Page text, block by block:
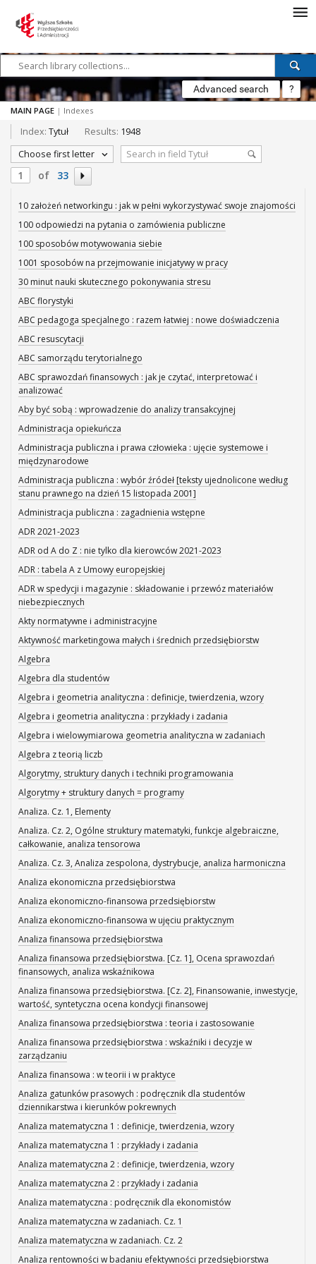
Advanced search ?
MAIN PAGE | Indexes
Index: Tytuł Results: 1948
Choose first letter
of 33
10 założeń networkingu : jak w pełni wykorzystywać swoje znajomości
100 odpowiedzi na pytania o zamówienia publiczne
100 sposobów motywowania siebie
1001 sposobów na przejmowanie inicjatywy w pracy
30 minut nauki skutecznego pokonywania stresu
ABC florystyki
ABC pedagoga specjalnego : razem łatwiej : nowe doświadczenia
ABC resuscytacji
ABC samorządu terytorialnego
ABC sprawozdań finansowych : jak je czytać, interpretować i
analizować
Aby być sobą : wprowadzenie do analizy transakcyjnej
Administracja opiekuńcza
Administracja publiczna i prawa człowieka : ujęcie systemowe i
międzynarodowe
Administracja publiczna : wybór źródeł [teksty ujednolicone według
stanu prawnego na dzień 15 listopada 2001]
Administracja publiczna : zagadnienia wstępne
ADR 2021-2023
ADR od A do Z : nie tylko dla kierowców 2021-2023
ADR : tabela A z Umowy europejskiej
ADR w spedycji i magazynie : składowanie i przewóz materiałów
niebezpiecznych
Akty normatywne i administracyjne
Aktywność marketingowa małych i średnich przedsiębiorstw
Algebra
Algebra dla studentów
Algebra i geometria analityczna : definicje, twierdzenia, wzory
Algebra i geometria analityczna : przykłady i zadania
Algebra i wielowymiarowa geometria analityczna w zadaniach
Algebra z teorią liczb
Algorytmy, struktury danych i techniki programowania
Algorytmy + struktury danych = programy
Analiza. Cz. 1, Elementy
Analiza. Cz. 2, Ogólne struktury matematyki, funkcje algebraiczne,
całkowanie, analiza tensorowa
Analiza. Cz. 3, Analiza zespolona, dystrybucje, analiza harmoniczna
Analiza ekonomiczna przedsiębiorstwa
Analiza ekonomiczno-finansowa przedsiębiorstw
Analiza ekonomiczno-finansowa w ujęciu praktycznym
Analiza finansowa przedsiębiorstwa
Analiza finansowa przedsiębiorstwa. [Cz. 1], Ocena sprawozdań
finansowych, analiza wskaźnikowa
Analiza finansowa przedsiębiorstwa. [Cz. 2], Finansowanie, inwestycje,
wartość, syntetyczna ocena kondycji finansowej
Analiza finansowa przedsiębiorstwa : teoria i zastosowanie
Analiza finansowa przedsiębiorstwa : wskaźniki i decyzje w
zarządzaniu
Analiza finansowa : w teorii i w praktyce
Analiza gatunków prasowych : podręcznik dla studentów
dziennikarstwa i kierunków pokrewnych
Analiza matematyczna 1 : definicje, twierdzenia, wzory
Analiza matematyczna 1 : przykłady i zadania
Analiza matematyczna 2 : definicje, twierdzenia, wzory
Analiza matematyczna 2 : przykłady i zadania
Analiza matematyczna : podręcznik dla ekonomistów
Analiza matematyczna w zadaniach. Cz. 1
Analiza matematyczna w zadaniach. Cz. 2
Analiza rentowności w badaniu efektywności przedsiębiorstwa